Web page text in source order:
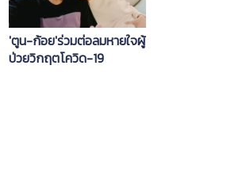
'ตูน-ก้อย'ร่วมต่อลมหายใจผู้
ป่วยวิกฤตโควิด-19